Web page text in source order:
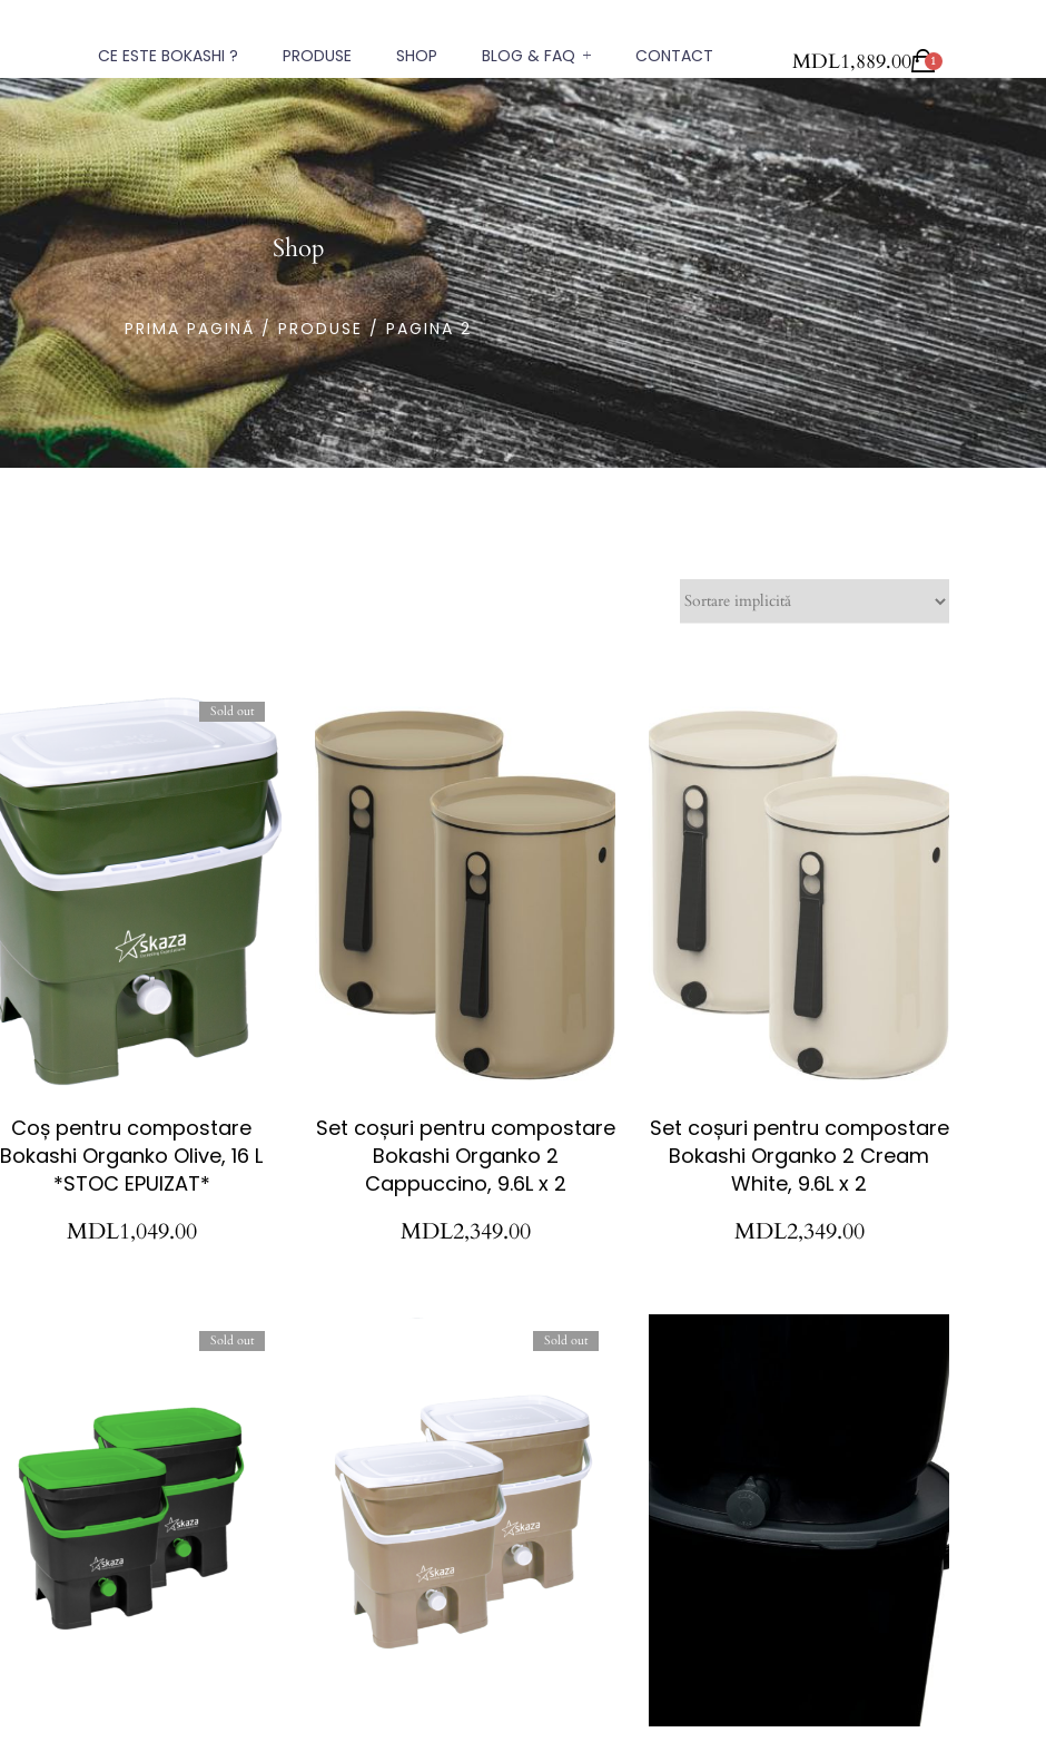
CE ESTE BOKASHI ? PRODUSE SHOP BLOG & FAQ CONTACT MDL1,889.00 1
Shop
PRIMA PAGINĂ/PRODUSE/ PAGINA 2
Sold out
Coș pentru compostare
Bokashi Organko Olive, 16 L
*STOC EPUIZAT*
MDL1,049.00
Set coșuri pentru compostare
Bokashi Organko 2
Cappuccino, 9.6L x 2
MDL2,349.00
Set coșuri pentru compostare
Bokashi Organko 2 Cream
White, 9.6L x 2
MDL2,349.00
Sold out Sold out